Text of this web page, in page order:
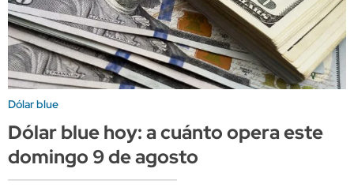
Dólar blue
Dólar blue hoy: a cuánto opera este
domingo 9 de agosto